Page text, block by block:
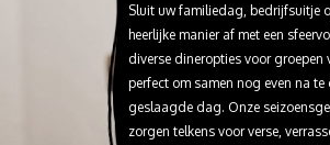
Ontdek het park
Blotevoetenpad
Toon Kortooms
Schat van de Peel
Restaurant de Veenderij
Lunch
High Tea / Babyshower
Peelreus Proeflokaal
Sluit uw familiedag, bedrijfsuitje
heerlijke manier af met een
diverse dineropties voor groepen
perfect om samen nog even na te
geslaagde dag. Onze
zorgen telkens voor verse,